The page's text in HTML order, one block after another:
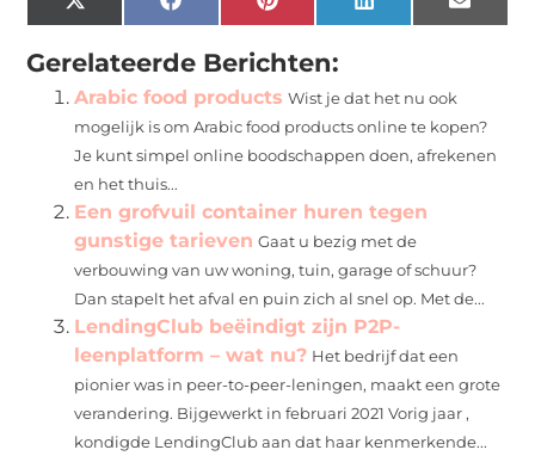
X
(Twitter)
FacebookPinterest LinkedIn Email
Gerelateerde Berichten:
Arabic food products Wist je dat het nu ook
mogelijk is om Arabic food products online te kopen?
Je kunt simpel online boodschappen doen, afrekenen
en het thuis...
Een grofvuil container huren tegen
gunstige tarieven Gaat u bezig met de
verbouwing van uw woning, tuin, garage of schuur?
Dan stapelt het afval en puin zich al snel op. Met de...
LendingClub beëindigt zijn P2P-
leenplatform – wat nu? Het bedrijf dat een
pionier was in peer-to-peer-leningen, maakt een grote
verandering. Bijgewerkt in februari 2021 Vorig jaar ,
kondigde LendingClub aan dat haar kenmerkende...